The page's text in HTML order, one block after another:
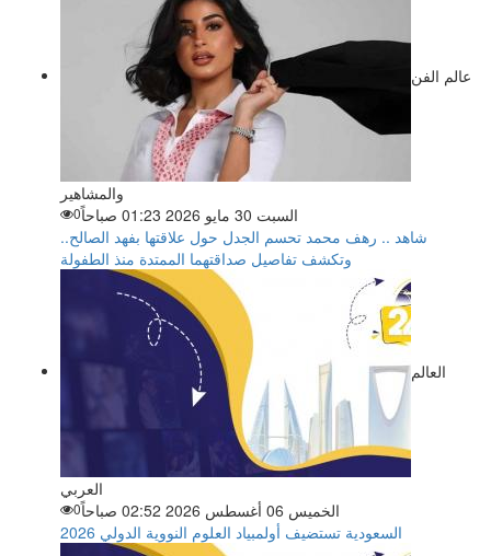
عالم الفن
والمشاهير
السبت 30 مايو 2026 01:23 صباحاً
0
شاهد .. رهف محمد تحسم الجدل حول علاقتها بفهد الصالح..
وتكشف تفاصيل صداقتهما الممتدة منذ الطفولة
العالم
العربي
الخميس 06 أغسطس 2026 02:52 صباحاً
0
السعودية تستضيف أولمبياد العلوم النووية الدولي 2026